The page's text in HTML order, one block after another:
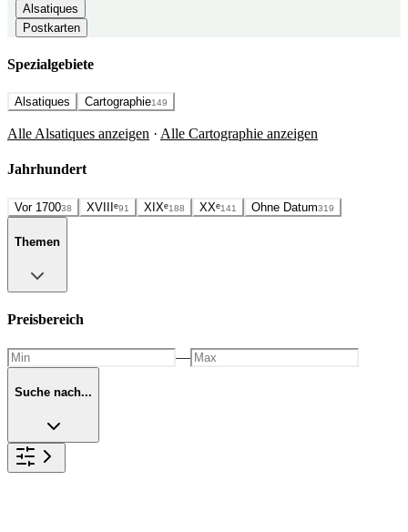
Alsatiques
Postkarten
Spezialgebiete
Alsatiques Cartographie149
Alle Alsatiques anzeigen · Alle Cartographie anzeigen
Jahrhundert
Vor 170038 XVIIIᵉ91 XIXᵉ188 XXᵉ141 Ohne Datum319
Themen
Preisbereich
—
Suche nach...